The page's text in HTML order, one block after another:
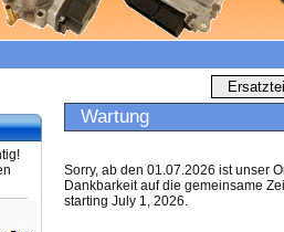
Wartung
Sorry, ab den 01.07.2026 ist unser
Dankbarkeit auf die gemeinsame
starting July 1, 2026.